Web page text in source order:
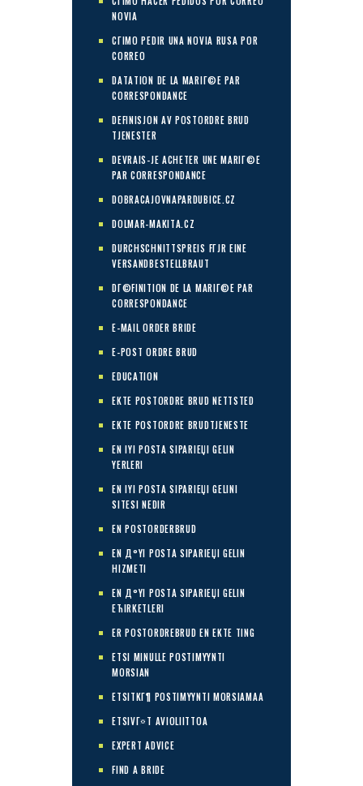
NOVIA
CГІMO PEDIR UNA NOVIA RUSA POR
CORREO
DATATION DE LA MARIГ©E PAR
CORRESPONDANCE
DEFINISJON AV POSTORDRE BRUD
TJENESTER
DEVRAIS-JE ACHETER UNE MARIГ©E
PAR CORRESPONDANCE
DOBRACAJOVNAPARDUBICE.CZ
DOLMAR-MAKITA.CZ
DURCHSCHNITTSPREIS FГЈR EINE
VERSANDBESTELLBRAUT
DГ©FINITION DE LA MARIГ©E PAR
CORRESPONDANCE
E-MAIL ORDER BRIDE
E-POST ORDRE BRUD
EDUCATION
EKTE POSTORDRE BRUD NETTSTED
EKTE POSTORDRE BRUDTJENESTE
EN IYI POSTA SIPARIЕЏI GELIN
YERLERI
EN IYI POSTA SIPARIЕЏI GELINI
SITESI NEDIR
EN POSTORDERBRUD
EN Д°YI POSTA SIPARIЕЏI GELIN
HIZMETI
EN Д°YI POSTA SIPARIЕЏI GELIN
ЕЋIRKETLERI
ER POSTORDREBRUD EN EKTE TING
ETSI MINULLE POSTIMYYNTI
MORSIAN
ETSITKГ¶ POSTIMYYNTI MORSIAMAA
ETSIVГ¤T AVIOLIITTOA
EXPERT ADVICE
FIND A BRIDE